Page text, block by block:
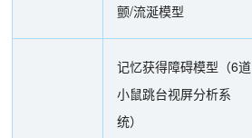
颤/流涎模型
记忆获得障碍模型（6道
小鼠跳台视屏分析系
统）